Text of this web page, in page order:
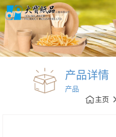
产品详情
产品
主页